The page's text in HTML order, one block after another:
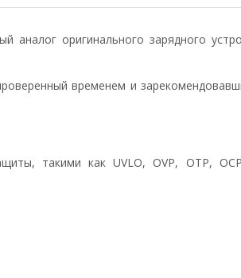
аналог оригинального зарядного
временем и
такими как UVLO, OVP, OTP,